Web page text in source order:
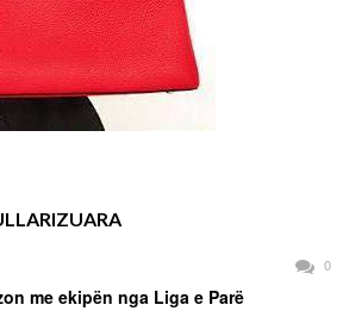
0
me ekipën nga Liga e Parë